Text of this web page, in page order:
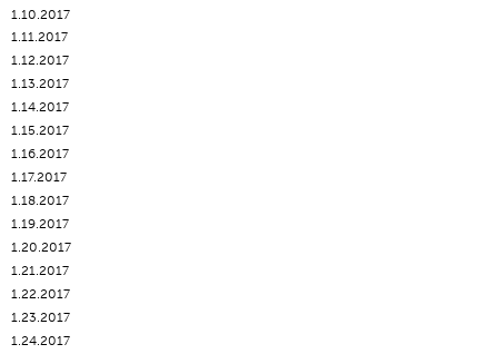
1.10.2017
1.11.2017
1.12.2017
1.13.2017
1.14.2017
1.15.2017
1.16.2017
1.17.2017
1.18.2017
1.19.2017
1.20.2017
1.21.2017
1.22.2017
1.23.2017
1.24.2017